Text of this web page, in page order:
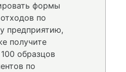
формы
по
предприятию,
получите
образцов
по